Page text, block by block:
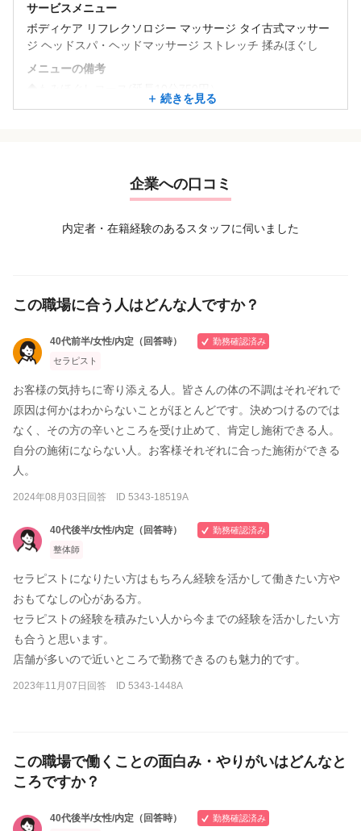
◆バリニーズオイルコース(延長10分990円）
バリニーズの基本である手のひらや腕を使ってお身体のコリ
をほぐしていくオイルトリートメントです。美肌改善も期待
できます。
90分 8,550円
の方へおススメです。
30分（足裏からふくらはぎまで） 2,970円
くコースです。 （当サロン一番人気）
90分 6,750円
100分7,500円 お体全体と部分的な箇所を同時に改善したい
方に おすすめのコースです。
120分9,000円 お体全体も疲れている箇所もしっかりと時間
バリニーズの基本である手のひらや腕を使ってお身体のコリ
をほぐしていくオイルトリートメントです。美肌改善も期待
30分 2,970円
の方へおススメです。
30分（足裏からふくらはぎまで） 2,970円
◆オイルハンドコース(延長10分990円） 30分 2,970円
◆ヘッドケアコース(延長10分900円）20分 1,800円
サービスメニュー
ボディケア リフレクソロジー マッサージ タイ古式マッサー
ジ ヘッドスパ・ヘッドマッサージ ストレッチ 揉みほぐし
メニューの備考
くコースです。 （当サロン一番人気）
方に おすすめのコースです。
バリニーズの基本である手のひらや腕を使ってお身体のコリ
をほぐしていくオイルトリートメントです。美肌改善も期待
30分 2,970円
60分 5,940円
90分 8,550円
120分10,800円
◆オイルフットコース(延長10分990円） 極度に足がお疲れ
の方へおススメです。
60分（足裏から太ももまで） 5,940円
◆ヘッドケアコース(延長10分900円）20分 1,800円
続きを見る
企業への口コミ
内定者・在籍経験のあるスタッフに伺いました
この職場に合う人はどんな人ですか？
40代前半/女性/内定（回答時）
勤務確認済み
セラピスト
お客様の気持ちに寄り添える人。皆さんの体の不調はそれぞれで
原因は何かはわからないことがほとんどです。決めつけるのでは
なく、その方の辛いところを受け止めて、肯定し施術できる人。
自分の施術にならない人。お客様それぞれに合った施術ができる
人。
2024年08月03日回答 ID 5343-18519A
40代後半/女性/内定（回答時）
勤務確認済み
整体師
セラピストになりたい方はもちろん経験を活かして働きたい方や
おもてなしの心がある方。
セラピストの経験を積みたい人から今までの経験を活かしたい方
も合うと思います。
店舗が多いので近いところで勤務できるのも魅力的です。
2023年11月07日回答 ID 5343-1448A
この職場で働くことの面白み・やりがいはどんなと
ころですか？
40代後半/女性/内定（回答時）
勤務確認済み